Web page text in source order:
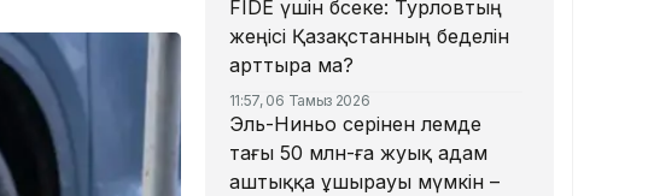
​FIDE үшін бәсеке: Турловтың
жеңісі Қазақстанның беделін
арттыра ма?
11:57, 06 Тамыз 2026
Эль-Ниньо әсерінен әлемде
тағы 50 млн-ға жуық адам
аштыққа ұшырауы мүмкін –